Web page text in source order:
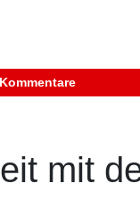
mit